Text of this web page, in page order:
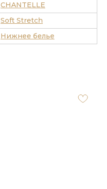
CHANTELLE
Soft Stretch
Нижнее белье